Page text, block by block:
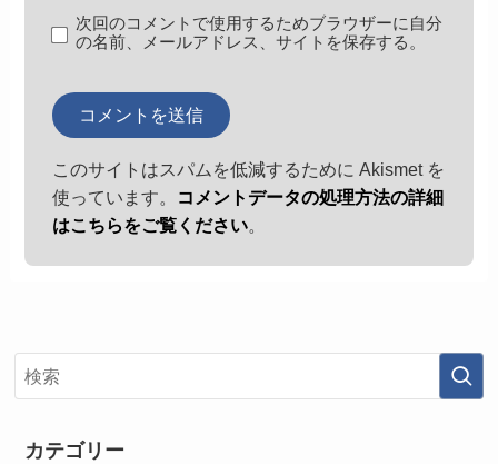
次回のコメントで使用するためブラウザーに自分
の名前、メールアドレス、サイトを保存する。
このサイトはスパムを低減するために Akismet を
使っています。
コメントデータの処理方法の詳細
はこちらをご覧ください。
カテゴリー